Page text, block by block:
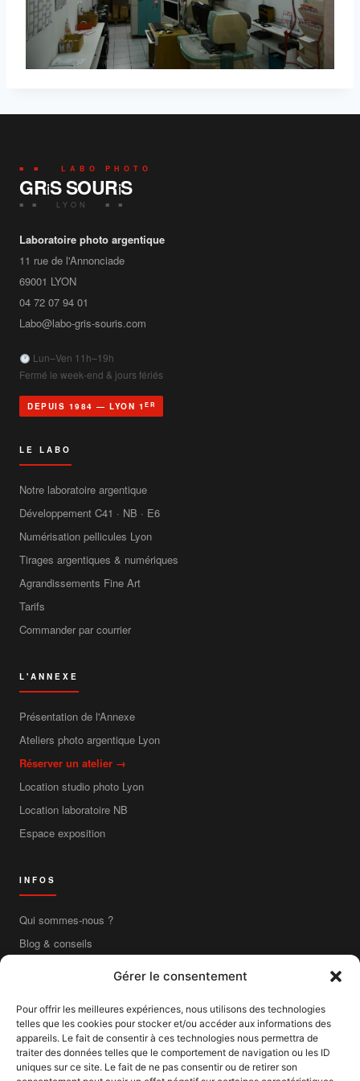
Gérer le consentement
Pour offrir les meilleures expériences, nous utilisons des technologies
telles que les cookies pour stocker et/ou accéder aux informations des
appareils. Le fait de consentir à ces technologies nous permettra de
traiter des données telles que le comportement de navigation ou les ID
uniques sur ce site. Le fait de ne pas consentir ou de retirer son
■ ■ LABO PHOTO
GRiS SOURiS
■ ■ LYON ■ ■
Laboratoire photo argentique
11 rue de l'Annonciade
69001 LYON
04 72 07 94 01
Labo@labo-gris-souris.com
Lun–Ven 11h–19h
Fermé le week-end & jours fériés
DEPUIS 1984 — LYON 1 ER
LE LABO
Notre laboratoire argentique
Développement C41 · NB · E6
Numérisation pellicules Lyon
Tirages argentiques & numériques
Agrandissements Fine Art
Tarifs
Commander par courrier
L'ANNEXE
Présentation de l'Annexe
Ateliers photo argentique Lyon
Réserver un atelier →
Location studio photo Lyon
Location laboratoire NB
Espace exposition
INFOS
Qui sommes-nous ?
Blog & conseils
Livraison France entière
Mentions légales
CGV